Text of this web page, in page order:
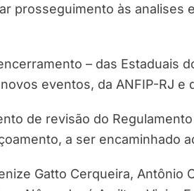
prosseguimento às analises
– das Estaduais
eventos, da ANFIP-RJ e
de revisão do
a ser encaminhado
Gatto Cerqueira, Antônio